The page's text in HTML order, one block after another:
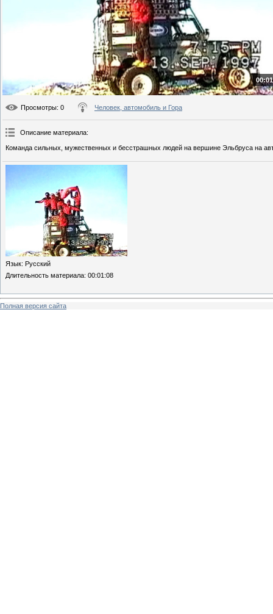
Просмотры: 0 Человек, автомобиль и Гора
Описание материала:
Команда сильных, мужественных и бесстрашных людей на вершине Эльбруса на
Язык: Русский
Длительность материала: 00:01:08
Полная версия сайта